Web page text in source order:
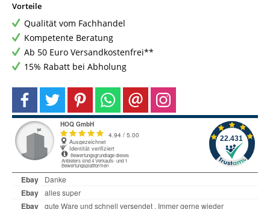
Vorteile
Qualität vom Fachhandel
Kompetente Beratung
Ab 50 Euro Versandkostenfrei**
15% Rabatt bei Abholung